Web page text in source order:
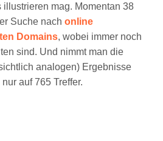
mag. Momentan 38
Suche nach online
Domains, wobei immer noch
sind. Und nimmt man die
analogen) Ergebnisse
auf 765 Treffer.